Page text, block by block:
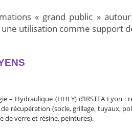
« grand public »
utilisation comme support
– Hydraulique (HHLY) d’IRSTEA Lyon
récupération (socle, grillage, tuyaux,
de verre et résine, peintures).